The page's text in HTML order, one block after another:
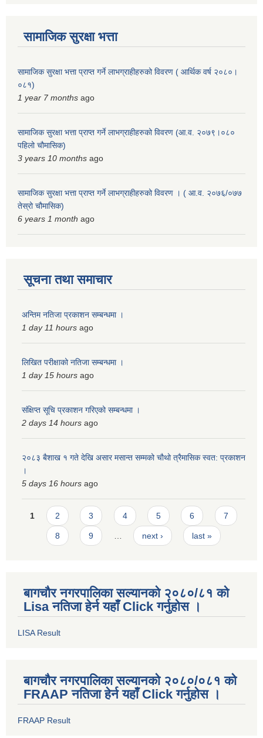
सामाजिक सुरक्षा भत्ता
सामाजिक सुरक्षा भत्ता प्राप्त गर्ने लाभग्राहीहरुको विवरण ( आर्थिक वर्ष २०८०।
०८१)
1 year 7 months ago
सामाजिक सुरक्षा भत्ता प्राप्त गर्ने लाभग्राहीहरुको विवरण (आ.व. २०७९।०८०
पहिलो चौमासिक)
3 years 10 months ago
सामाजिक सुरक्षा भत्ता प्राप्त गर्ने लाभग्राहीहरुको विवरण । ( आ.व. २०७६/०७७
तेस्रो चौमासिक)
6 years 1 month ago
सूचना तथा समाचार
अन्तिम नतिजा प्रकाशन सम्बन्धमा ।
1 day 11 hours ago
लिखित परीक्षाको नतिजा सम्बन्धमा ।
1 day 15 hours ago
संक्षिप्त सूचि प्रकाशन गरिएको सम्बन्धमा ।
2 days 14 hours ago
२०८३ बैशाख १ गते देखि असार मसान्त सम्मको चौथो त्रैमासिक स्वत: प्रकाशन
।
5 days 16 hours ago
Pages
1 2 3 4 5 6 7
8 9 next › last »
बागचौर नगरपालिका सल्यानको २०८०/८१ को
Lisa नतिजा हेर्न यहाँ Click गर्नुहोस ।
LISA Result
बागचौर नगरपालिका सल्यानको २०८०/०८१ को
FRAAP नतिजा हेर्न यहाँ Click गर्नुहोस ।
FRAAP Result